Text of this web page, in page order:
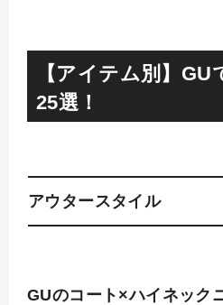
【アイテム別】
25選！
アウタースタイル
GUのコート×ハイネック